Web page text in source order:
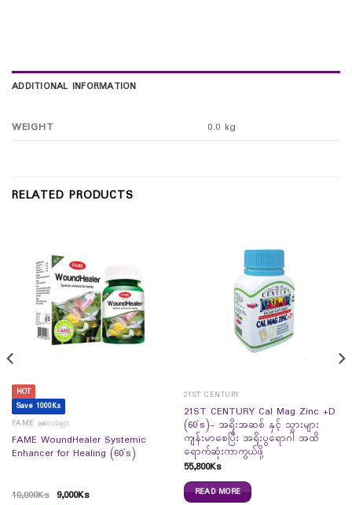
ADDITIONAL INFORMATION
WEIGHT 0.0 kg
RELATED PRODUCTS
HOT
Save 1000Ks
FAME ဆေးဝါးများ
FAME WoundHealer Systemic
Enhancer for Healing (60`s)
10,000Ks 9,000Ks
21ST CENTURY
21ST CENTURY Cal Mag Zinc +D
(60`s)- အရိုးအဆစ် နှင့် သွားများ
ကျန်းမာစေပြီး အရိုးပွရောဂါ အထိ
ရောက်ဆုံးကာကွယ်ဖို့
55,800Ks
READ MORE